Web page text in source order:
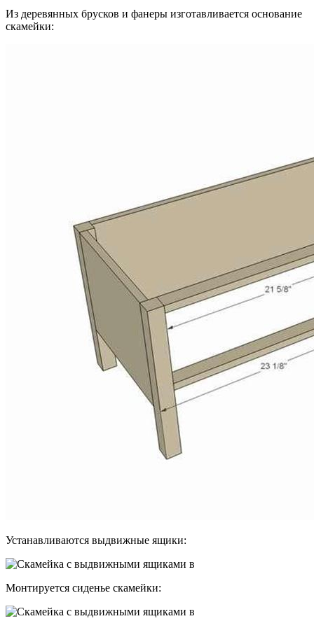
Из деревянных брусков и фанеры изготавливается основание
скамейки:
Устанавливаются выдвижные ящики:
Монтируется сиденье скамейки: